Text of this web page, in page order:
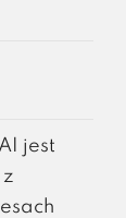
jest